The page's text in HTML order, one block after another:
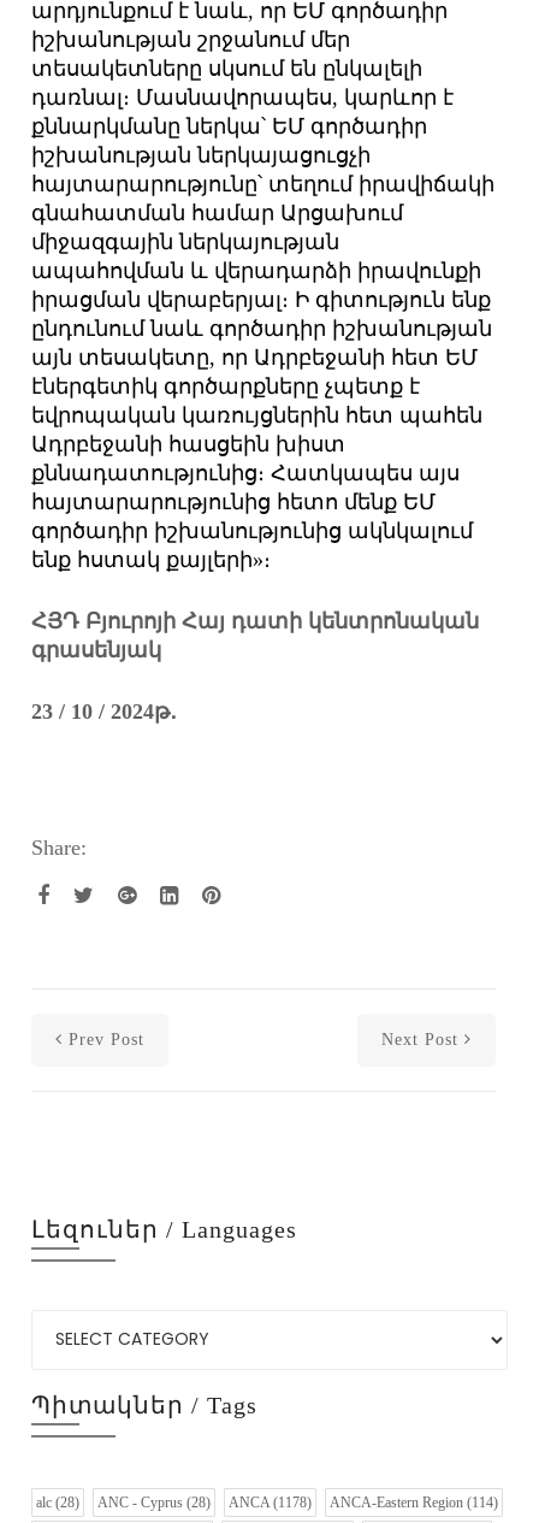
արդյունքում է նաև, որ ԵՄ գործադիր
իշխանության շրջանում մեր
տեսակետները սկսում են ընկալելի
դառնալ։ Մասնավորապես, կարևոր է
քննարկմանը ներկա՝ ԵՄ գործադիր
իշխանության ներկայացուցչի
հայտարարությունը՝ տեղում իրավիճակի
գնահատման համար Արցախում
միջազգային ներկայության
ապահովման և վերադարձի իրավունքի
իրացման վերաբերյալ։ Ի գիտություն ենք
ընդունում նաև գործադիր իշխանության
այն տեսակետը, որ Ադրբեջանի հետ ԵՄ
էներգետիկ գործարքները չպետք է
եվրոպական կառույցներին հետ պահեն
Ադրբեջանի հասցեին խիստ
քննադատությունից։ Հատկապես այս
հայտարարությունից հետո մենք ԵՄ
գործադիր իշխանությունից ակնկալում
ենք հստակ քայլերի»։
ՀՅԴ Բյուրոյի Հայ դատի կենտրոնական
գրասենյակ
23 / 10 / 2024թ․
Share:
Prev Post Next Post
Լեզուներ / Languages
Պիտակներ / Tags
alc (28) ANC - Cyprus (28) ANCA (1178) ANCA-Eastern Region (114)